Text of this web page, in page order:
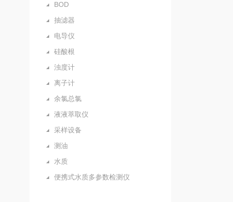
BOD
抽滤器
电导仪
硅酸根
浊度计
离子计
余氯总氯
液液萃取仪
采样设备
测油
水质
便携式水质多参数检测仪